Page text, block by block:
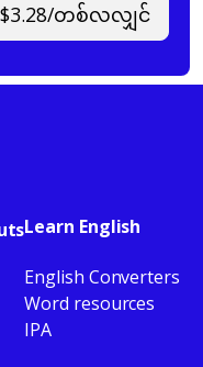
တစ်လလျှင်
Learn English
English Converters
Word resources
IPA